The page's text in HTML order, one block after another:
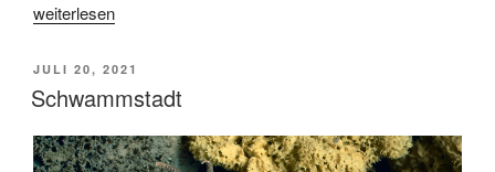
weiterlesen
JULI 20, 2021
Schwammstadt